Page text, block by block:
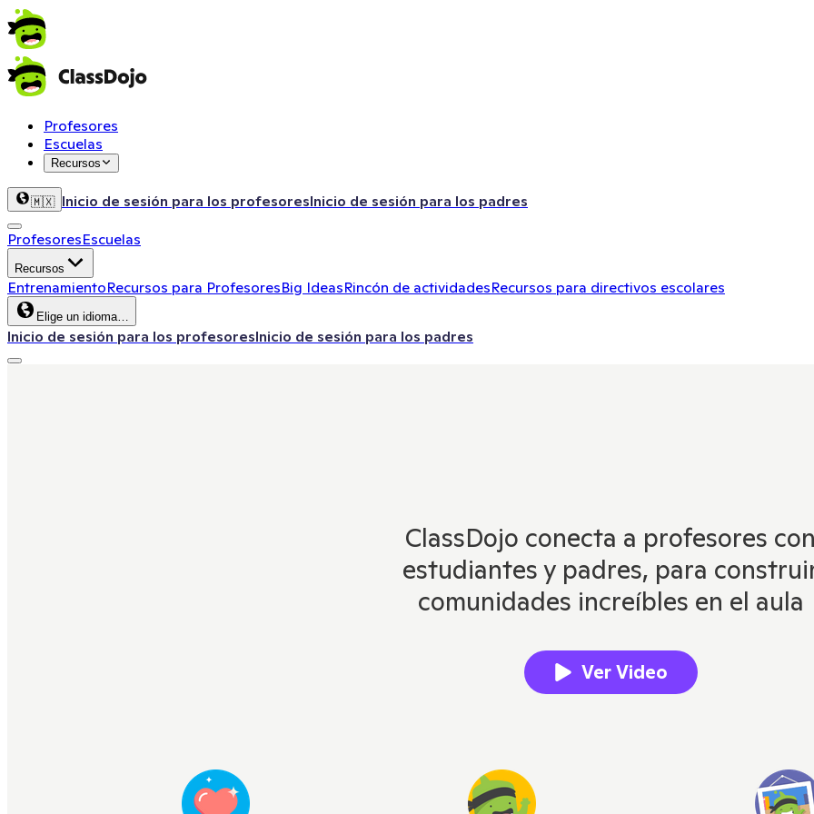
Profesores
Escuelas
Recursos
🇲🇽 Inicio de sesión para los profesoresInicio de sesión para los padres
ProfesoresEscuelas
Recursos
EntrenamientoRecursos para ProfesoresBig IdeasRincón de actividadesRecursos para directivos escolares
Elige un idioma…
Inicio de sesión para los profesoresInicio de sesión para los padres
ClassDojo conecta a profesores
estudiantes y padres, para
comunidades increíbles en el aula
Ver Video